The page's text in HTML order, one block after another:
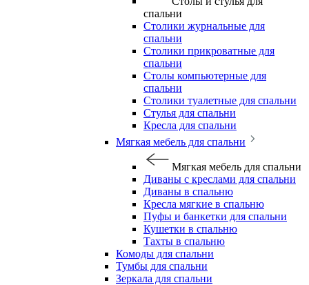
спальни
Столики журнальные для
спальни
Столики прикроватные для
спальни
Столы компьютерные для
спальни
Столики туалетные для спальни
Стулья для спальни
Кресла для спальни
Мягкая мебель для спальни
Мягкая мебель для спальни
Диваны с креслами для спальни
Диваны в спальню
Кресла мягкие в спальню
Пуфы и банкетки для спальни
Кушетки в спальню
Тахты в спальню
Комоды для спальни
Тумбы для спальни
Зеркала для спальни